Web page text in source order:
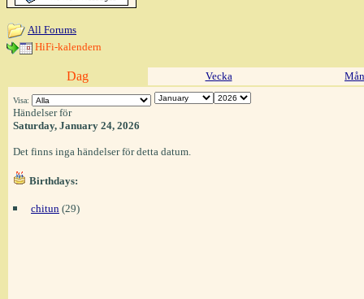
All Forums
HiFi-kalendern
Dag Vecka
Visa:
Händelser för
Saturday, January 24, 2026
Det finns inga händelser för detta datum.
Birthdays:
chitun (29)